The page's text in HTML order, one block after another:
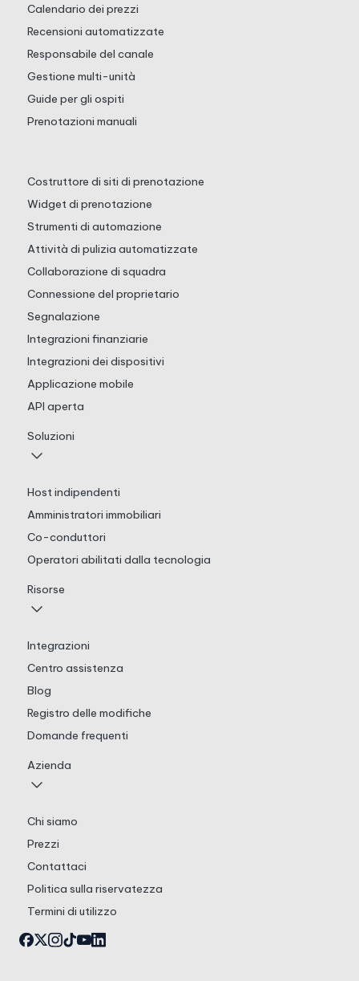
Calendario dei prezzi
Recensioni automatizzate
Responsabile del canale
Gestione multi-unità
Guide per gli ospiti
Prenotazioni manuali
Costruttore di siti di prenotazione
Widget di prenotazione
Strumenti di automazione
Attività di pulizia automatizzate
Collaborazione di squadra
Connessione del proprietario
Segnalazione
Integrazioni finanziarie
Integrazioni dei dispositivi
Applicazione mobile
API aperta
Soluzioni
Host indipendenti
Amministratori immobiliari
Co-conduttori
Operatori abilitati dalla tecnologia
Risorse
Integrazioni
Centro assistenza
Blog
Registro delle modifiche
Domande frequenti
Azienda
Chi siamo
Prezzi
Contattaci
Politica sulla riservatezza
Termini di utilizzo